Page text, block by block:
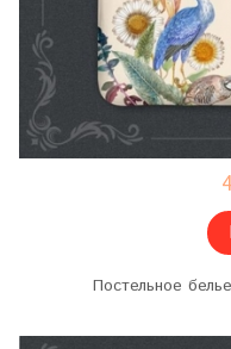
Постельное